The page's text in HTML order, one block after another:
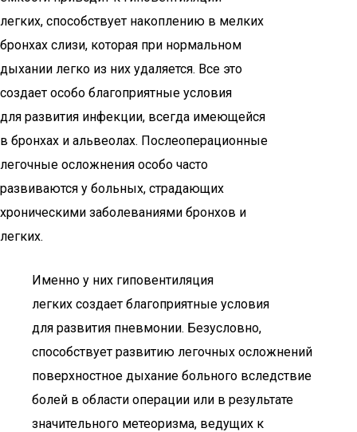
легких, способствует накоплению в мелких
бронхах слизи, которая при нормальном
дыхании легко из них удаляется. Все это
создает особо благоприятные условия
для развития инфекции, всегда имеющейся
в бронхах и альвеолах. Послеоперационные
легочные осложнения особо часто
развиваются у больных, страдающих
хроническими заболеваниями бронхов и
легких.
Именно у них гиповентиляция
легких создает благоприятные условия
для развития пневмонии. Безусловно,
способствует развитию легочных осложнений
поверхностное дыхание больного вследствие
болей в области операции или в результате
значительного метеоризма, ведущих к